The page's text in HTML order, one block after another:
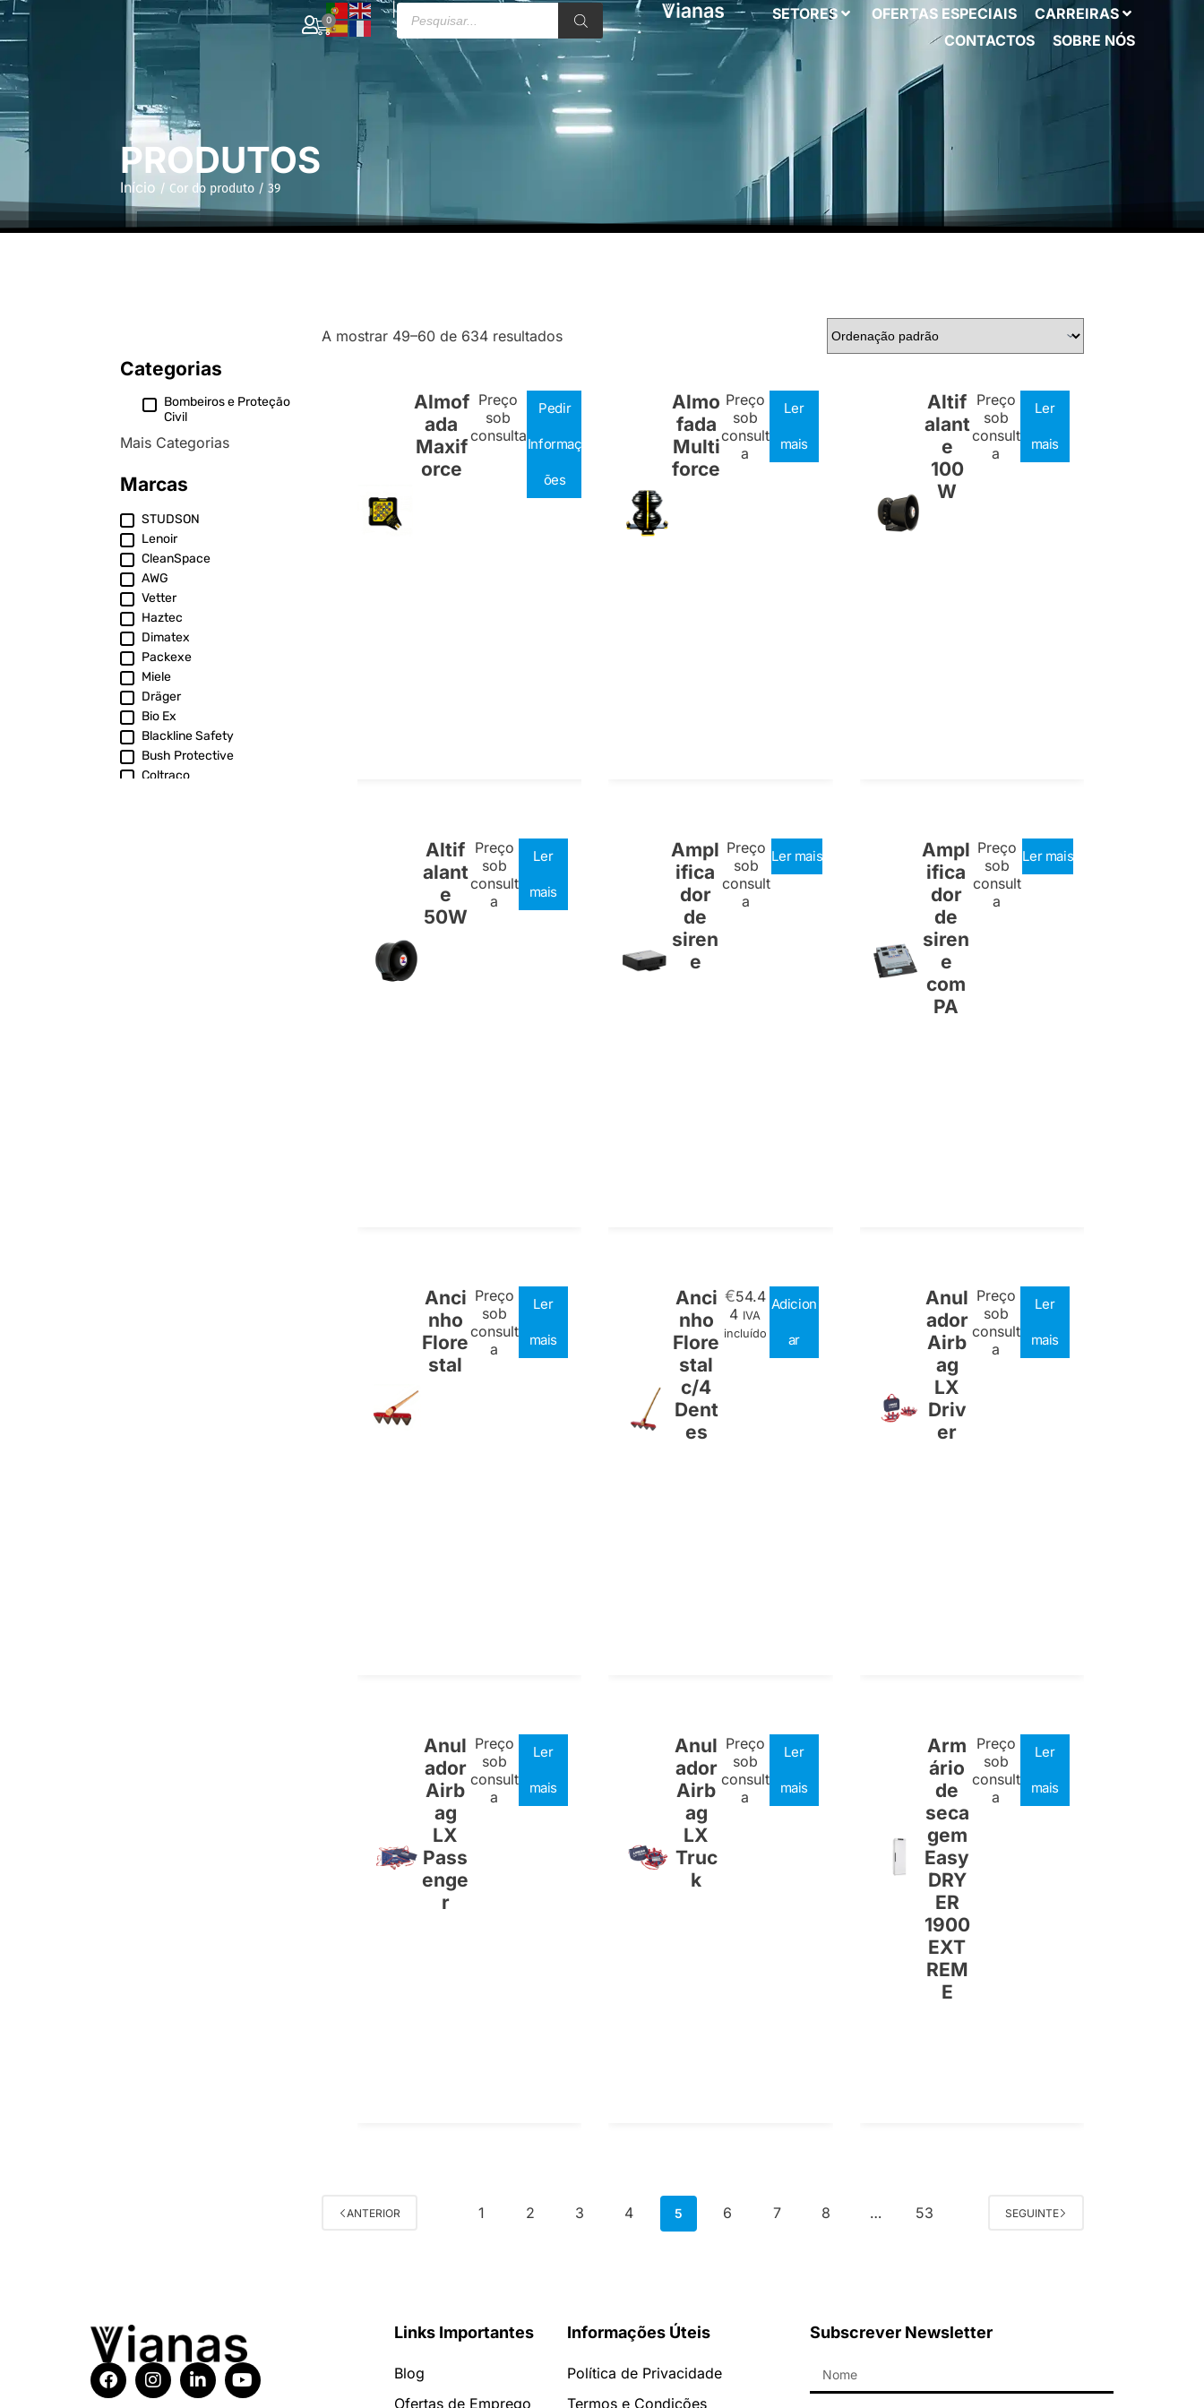
0
| SETORES OFERTAS ESPECIAIS
CARREIRAS
CONTACTOS
SOBRE NÓS
PRODUTOS
Início / Cor do produto / 39
Categorias
Bombeiros e Proteção
Civil
Mais Categorias
Marcas
STUDSON
Lenoir
CleanSpace
AWG
Vetter
Haztec
Dimatex
Packexe
Miele
Dräger
Bio Ex
Blackline Safety
Bush Protective
Coltraco
A mostrar 49–60 de 634 resultados
Almof
ada
Maxif
orce
Preço
sob
consulta
Pedir
Informaç
ões
Almo
fada
Multi
force
Preço
sob
consult
a
Ler
mais
Altif
alant
e
100
W
Preço
sob
consult
a
Ler
mais
Altif
alant
e
50W
Preço
sob
consult
a
Ler
mais
Ampl
ifica
dor
de
siren
e
Preço
sob
consult
a
Ler mais
Ampl
ifica
dor
de
siren
e
com
PA
Preço
sob
consult
a
Ler mais
Anci
nho
Flore
stal
Preço
sob
consult
a
Ler
mais
Anci
nho
Flore
stal
c/4
Dent
es
€54.4
4 IVA
incluído
Adicion
ar
Anul
ador
Airb
ag
LX
Driv
er
Preço
sob
consult
a
Ler
mais
Anul
ador
Airb
ag
LX
Pass
enge
r
Preço
sob
consult
a
Ler
mais
Anul
ador
Airb
ag
LX
Truc
k
Preço
sob
consult
a
Ler
mais
Arm
ário
de
seca
gem
Easy
DRY
ER
1900
EXT
REM
E
Preço
sob
consult
a
Ler
mais
ANTERIOR 1 2 3 4 5 6 7 8 … 53 SEGUINTE
Links Importantes
Blog
Ofertas de Emprego
Informações Úteis
Política de Privacidade
Termos e Condições
Subscrever Newsletter